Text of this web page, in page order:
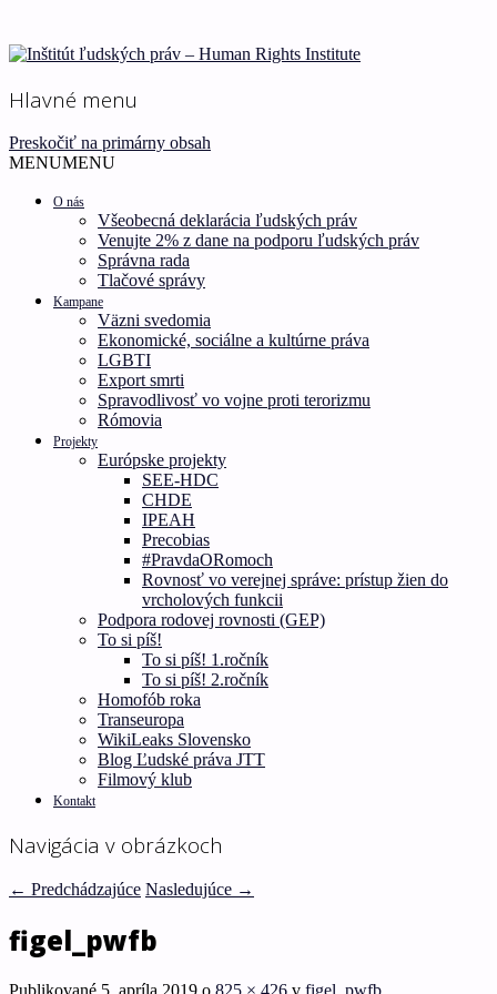
Inštitút ľudských práv –
Human Rights Institute
Ľudské práva pre všetkých!
Hlavné menu
Preskočiť na primárny obsah
MENUMENU
O nás
Všeobecná deklarácia ľudských práv
Venujte 2% z dane na podporu ľudských práv
Správna rada
Tlačové správy
Kampane
Väzni svedomia
Ekonomické, sociálne a kultúrne práva
LGBTI
Export smrti
Spravodlivosť vo vojne proti terorizmu
Rómovia
Projekty
Európske projekty
SEE-HDC
CHDE
IPEAH
Precobias
#PravdaORomoch
Rovnosť vo verejnej správe: prístup žien do
vrcholových funkcii
Podpora rodovej rovnosti (GEP)
To si píš!
To si píš! 1.ročník
To si píš! 2.ročník
Homofób roka
Transeuropa
WikiLeaks Slovensko
Blog Ľudské práva JTT
Filmový klub
Kontakt
Navigácia v obrázkoch
← Predchádzajúce Nasledujúce →
figel_pwfb
Publikované 5. apríla 2019 o 825 × 426 v figel_pwfb